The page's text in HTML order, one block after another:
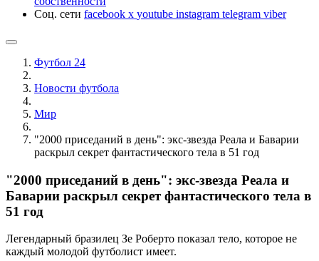
Соц. сети facebook x youtube instagram telegram viber
Футбол 24
Новости футбола
Мир
"2000 приседаний в день": экс-звезда Реала и Баварии
раскрыл секрет фантастического тела в 51 год
"2000 приседаний в день": экс-звезда Реала и
Баварии раскрыл секрет фантастического тела в
51 год
Легендарный бразилец Зе Роберто показал тело, которое не
каждый молодой футболист имеет.